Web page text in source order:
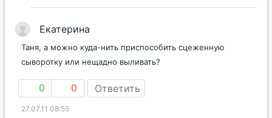
Екатерина
Таня, а можно куда-нить приспособить сцеженную
сыворотку или нещадно выливать?
0 0 Ответить
27.07.11 08:55